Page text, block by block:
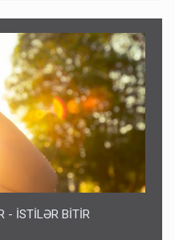
- İSTİLƏR BİTİR